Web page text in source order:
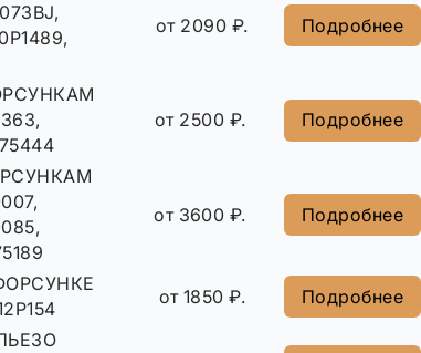
от 2090 ₽. Подробнее
от 2500 ₽. Подробнее
от 3600 ₽. Подробнее
от 1850 ₽. Подробнее